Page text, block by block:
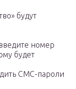
будут
номер
будет
СМС-пароли